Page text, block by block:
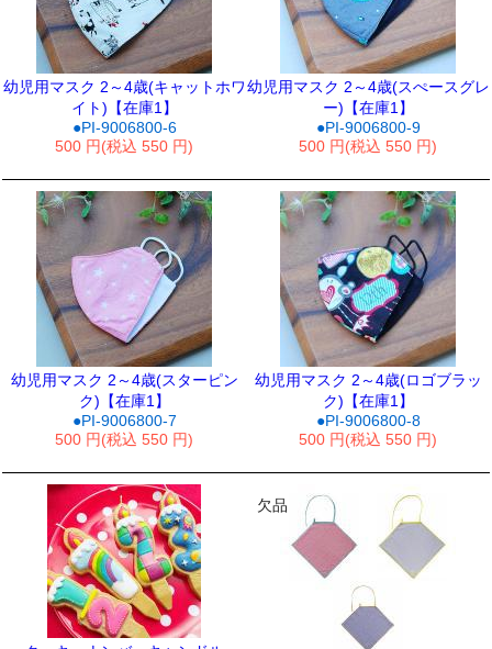
幼児用マスク 2～4歳(キャットホワ
イト)【在庫1】
●PI-9006800-6
500 円(税込 550 円)
幼児用マスク 2～4歳(スぺースグレ
ー)【在庫1】
●PI-9006800-9
500 円(税込 550 円)
幼児用マスク 2～4歳(スターピン
ク)【在庫1】
●PI-9006800-7
500 円(税込 550 円)
幼児用マスク 2～4歳(ロゴブラッ
ク)【在庫1】
●PI-9006800-8
500 円(税込 550 円)
欠品